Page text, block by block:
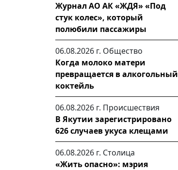
Журнал АО АК «ЖДЯ» «Под
стук колес», который
полюбили пассажиры
06.08.2026 г. Общество
Когда молоко матери
превращается в алкогольный
коктейль
06.08.2026 г. Происшествия
В Якутии зарегистрировано
626 случаев укуса клещами
06.08.2026 г. Столица
«Жить опасно»: мэрия